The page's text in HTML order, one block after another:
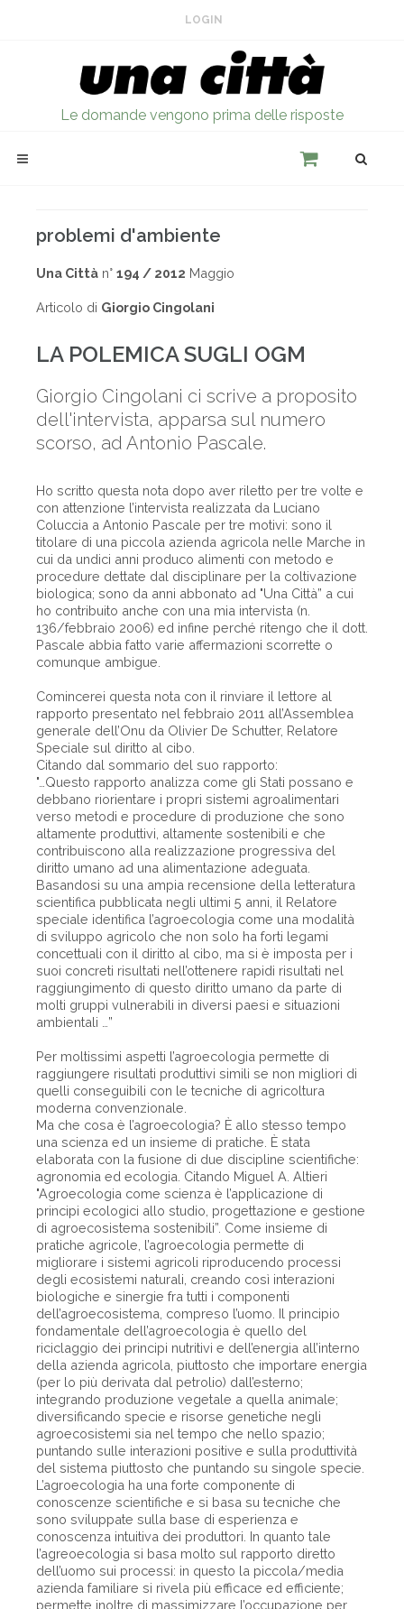
LOGIN
Le domande vengono prima delle risposte
problemi d'ambiente
Una Città n° 194 / 2012 Maggio
Articolo di Giorgio Cingolani
LA POLEMICA SUGLI OGM
Giorgio Cingolani ci scrive a proposito
dell'intervista, apparsa sul numero
scorso, ad Antonio Pascale.
Ho scritto questa nota dopo aver riletto per tre volte e
con attenzione l’intervista realizzata da Luciano
Coluccia a Antonio Pascale per tre motivi: sono il
titolare di una piccola azienda agricola nelle Marche in
cui da undici anni produco alimenti con metodo e
procedure dettate dal disciplinare per la coltivazione
biologica; sono da anni abbonato ad "Una Città” a cui
ho contribuito anche con una mia intervista (n.
136/febbraio 2006) ed infine perché ritengo che il dott.
Pascale abbia fatto varie affermazioni scorrette o
comunque ambigue.
Comincerei questa nota con il rinviare il lettore al
rapporto presentato nel febbraio 2011 all’Assemblea
generale dell’Onu da Olivier De Schutter, Relatore
Speciale sul diritto al cibo.
Citando dal sommario del suo rapporto:
"…Questo rapporto analizza come gli Stati possano e
debbano riorientare i propri sistemi agroalimentari
verso metodi e procedure di produzione che sono
altamente produttivi, altamente sostenibili e che
contribuiscono alla realizzazione progressiva del
diritto umano ad una alimentazione adeguata.
Basandosi su una ampia recensione della letteratura
scientifica pubblicata negli ultimi 5 anni, il Relatore
speciale identifica l’agroecologia come una modalità
di sviluppo agricolo che non solo ha forti legami
concettuali con il diritto al cibo, ma si è imposta per i
suoi concreti risultati nell’ottenere rapidi risultati nel
raggiungimento di questo diritto umano da parte di
molti gruppi vulnerabili in diversi paesi e situazioni
ambientali …”
Per moltissimi aspetti l’agroecologia permette di
raggiungere risultati produttivi simili se non migliori di
quelli conseguibili con le tecniche di agricoltura
moderna convenzionale.
Ma che cosa è l’agroecologia? È allo stesso tempo
una scienza ed un insieme di pratiche. È stata
elaborata con la fusione di due discipline scientifiche:
agronomia ed ecologia. Citando Miguel A. Altieri
"Agroecologia come scienza è l’applicazione di
principi ecologici allo studio, progettazione e gestione
di agroecosistema sostenibili”. Come insieme di
pratiche agricole, l’agroecologia permette di
migliorare i sistemi agricoli riproducendo processi
degli ecosistemi naturali, creando così interazioni
biologiche e sinergie fra tutti i componenti
dell’agroecosistema, compreso l’uomo. Il principio
fondamentale dell’agroecologia è quello del
riciclaggio dei principi nutritivi e dell’energia all’interno
della azienda agricola, piuttosto che importare energia
(per lo più derivata dal petrolio) dall’esterno;
integrando produzione vegetale a quella animale;
diversificando specie e risorse genetiche negli
agroecosistemi sia nel tempo che nello spazio;
puntando sulle interazioni positive e sulla produttività
del sistema piuttosto che puntando su singole specie.
L’agroecologia ha una forte componente di
conoscenze scientifiche e si basa su tecniche che
sono sviluppate sulla base di esperienza e
conoscenza intuitiva dei produttori. In quanto tale
l’agreoecologia si basa molto sul rapporto diretto
dell’uomo sui processi: in questo la piccola/media
azienda familiare si rivela più efficace ed efficiente;
permette inoltre di massimizzare l’occupazione per